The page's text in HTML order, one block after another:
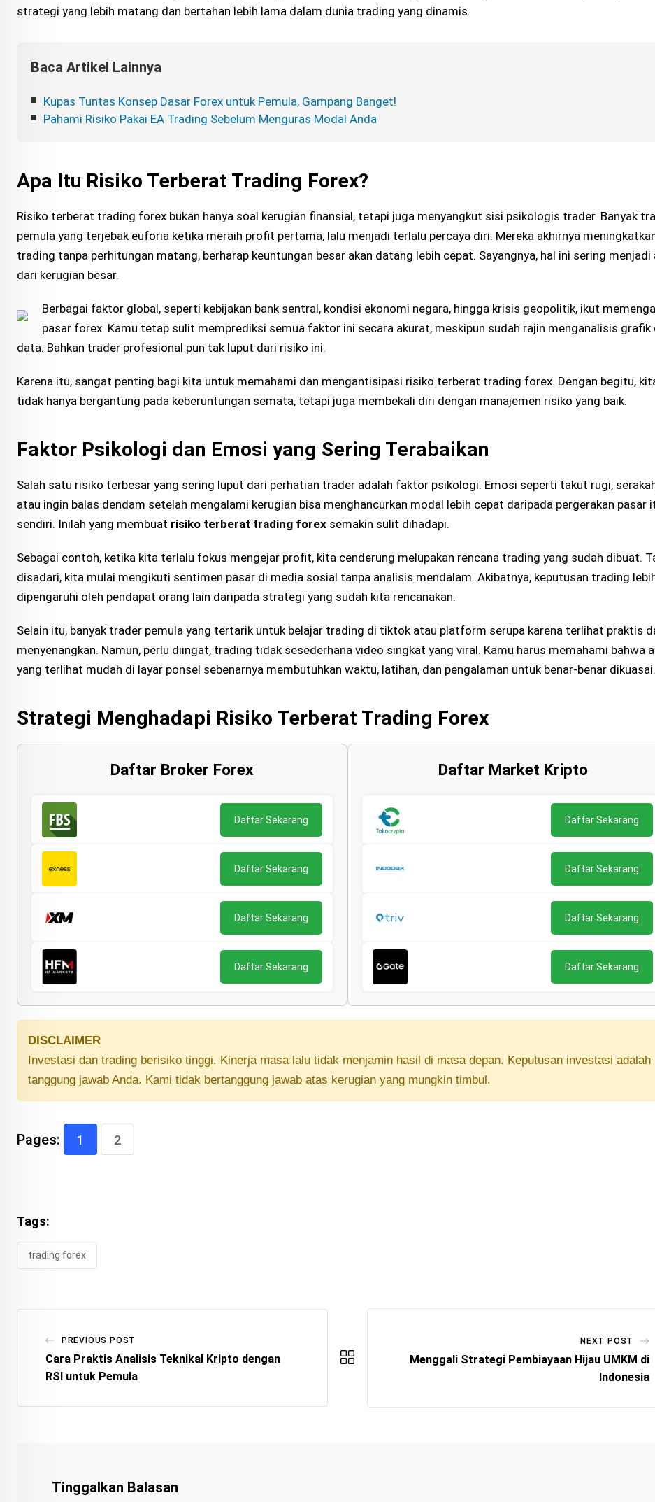
strategi yang lebih matang dan bertahan lebih lama dalam dunia trading yang dinamis.
Baca Artikel Lainnya
Kupas Tuntas Konsep Dasar Forex untuk Pemula, Gampang Banget!
Pahami Risiko Pakai EA Trading Sebelum Menguras Modal Anda
Apa Itu Risiko Terberat Trading Forex?
Risiko terberat trading forex bukan hanya soal kerugian finansial, tetapi juga menyangkut sisi psikologis trader. Banyak
pemula yang terjebak euforia ketika meraih profit pertama, lalu menjadi terlalu percaya diri. Mereka akhirnya
trading tanpa perhitungan matang, berharap keuntungan besar akan datang lebih cepat. Sayangnya, hal ini sering menjadi
dari kerugian besar.
Berbagai faktor global, seperti kebijakan bank sentral, kondisi ekonomi negara, hingga krisis geopolitik, ikut
pasar forex. Kamu tetap sulit memprediksi semua faktor ini secara akurat, meskipun sudah rajin menganalisis grafik
data. Bahkan trader profesional pun tak luput dari risiko ini.
Karena itu, sangat penting bagi kita untuk memahami dan mengantisipasi risiko terberat trading forex. Dengan begitu,
tidak hanya bergantung pada keberuntungan semata, tetapi juga membekali diri dengan manajemen risiko yang baik.
Faktor Psikologi dan Emosi yang Sering Terabaikan
Salah satu risiko terbesar yang sering luput dari perhatian trader adalah faktor psikologi. Emosi seperti takut rugi,
atau ingin balas dendam setelah mengalami kerugian bisa menghancurkan modal lebih cepat daripada pergerakan pasar
sendiri. Inilah yang membuat risiko terberat trading forex semakin sulit dihadapi.
Sebagai contoh, ketika kita terlalu fokus mengejar profit, kita cenderung melupakan rencana trading yang sudah dibuat.
disadari, kita mulai mengikuti sentimen pasar di media sosial tanpa analisis mendalam. Akibatnya, keputusan trading
dipengaruhi oleh pendapat orang lain daripada strategi yang sudah kita rencanakan.
Selain itu, banyak trader pemula yang tertarik untuk belajar trading di tiktok atau platform serupa karena terlihat praktis
menyenangkan. Namun, perlu diingat, trading tidak sesederhana video singkat yang viral. Kamu harus memahami bahwa
yang terlihat mudah di layar ponsel sebenarnya membutuhkan waktu, latihan, dan pengalaman untuk benar-benar dikuasai.
Strategi Menghadapi Risiko Terberat Trading Forex
Daftar Broker Forex
Daftar Sekarang
Daftar Sekarang
Daftar Sekarang
Daftar Sekarang
Daftar Market Kripto
Daftar Sekarang
Daftar Sekarang
Daftar Sekarang
Daftar Sekarang
DISCLAIMER
Investasi dan trading berisiko tinggi. Kinerja masa lalu tidak menjamin hasil di masa depan. Keputusan investasi adalah
tanggung jawab Anda. Kami tidak bertanggung jawab atas kerugian yang mungkin timbul.
Pages: 1 2
Tags:
trading forex
PREVIOUS POST
Cara Praktis Analisis Teknikal Kripto dengan
RSI untuk Pemula
NEXT POST
Menggali Strategi Pembiayaan Hijau UMKM di
Indonesia
Tinggalkan Balasan